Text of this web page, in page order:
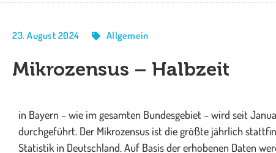
23. August 2024 Allgemein
Mikrozensus – Halbzeit
in Bayern – wie im gesamten Bundesgebiet – wird seit
durchgeführt. Der Mikrozensus ist die größte jährlich
Statistik in Deutschland. Auf Basis der erhobenen Daten